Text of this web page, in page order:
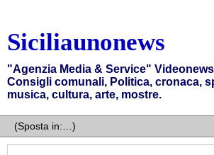
Siciliaunonews
"Agenzia Media & Service"
Consigli comunali, Politica, cronaca,
musica, cultura, arte, mostre.